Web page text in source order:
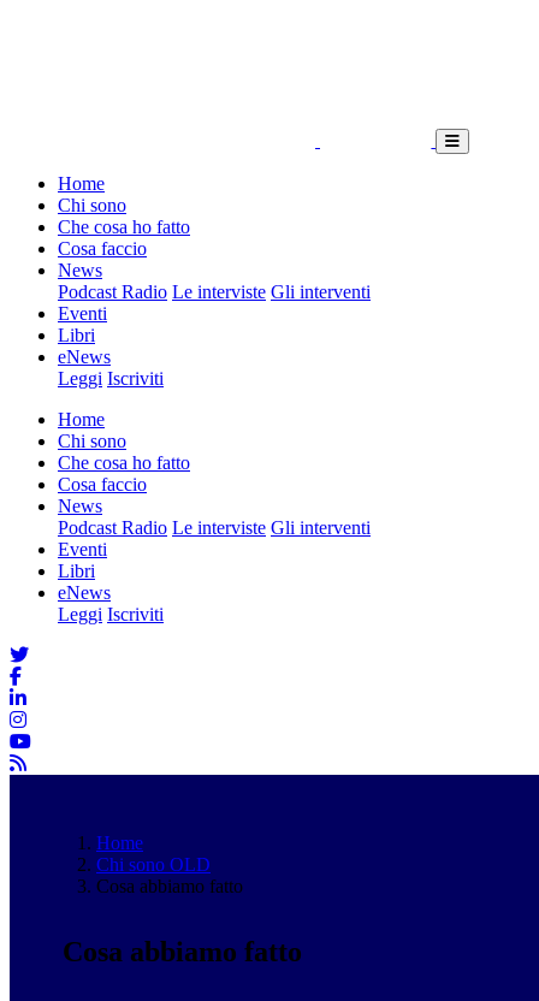
Home
Chi sono
Che cosa ho fatto
Cosa faccio
News
Podcast Radio Le interviste Gli interventi
Eventi
Libri
eNews
Leggi Iscriviti
Home
Chi sono
Che cosa ho fatto
Cosa faccio
News
Podcast Radio Le interviste Gli interventi
Eventi
Libri
eNews
Leggi Iscriviti
Home
Chi sono OLD
Cosa abbiamo fatto
Cosa abbiamo fatto